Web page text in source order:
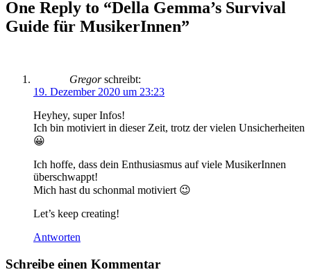
One Reply to “Della Gemma’s Survival
Guide für MusikerInnen”
Gregor schreibt:
19. Dezember 2020 um 23:23
Heyhey, super Infos!
Ich bin motiviert in dieser Zeit, trotz der vielen Unsicherheiten
😀
Ich hoffe, dass dein Enthusiasmus auf viele MusikerInnen
überschwappt!
Mich hast du schonmal motiviert 😉
Let’s keep creating!
Antworten
Schreibe einen Kommentar